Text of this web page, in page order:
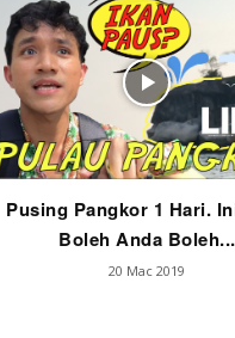
Pusing Pangkor 1 Hari.
Boleh Anda Boleh...
20 Mac 2019